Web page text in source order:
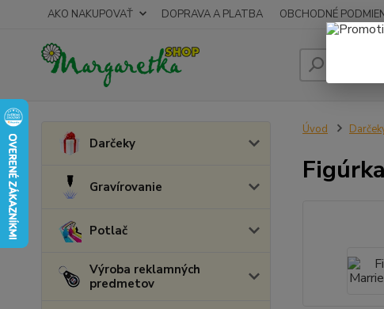
AKO NAKUPOVAŤ DOPRAVA A PLATBA OBCHODNÉ
Darčeky
Gravírovanie
Potlač
Výroba reklamných
predmetov
Úvod